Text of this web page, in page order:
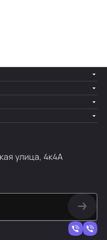
улица, 4к4А